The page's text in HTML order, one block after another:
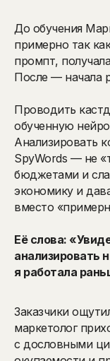
До обучения
примерно так
промпт,
После — начала
Проводить
обученную
Анализировать
SpyWords — не
бюджетами и
экономику и
вместо
Её слова:
анализировать
я работала
Заказчики
маркетолог
с дословными